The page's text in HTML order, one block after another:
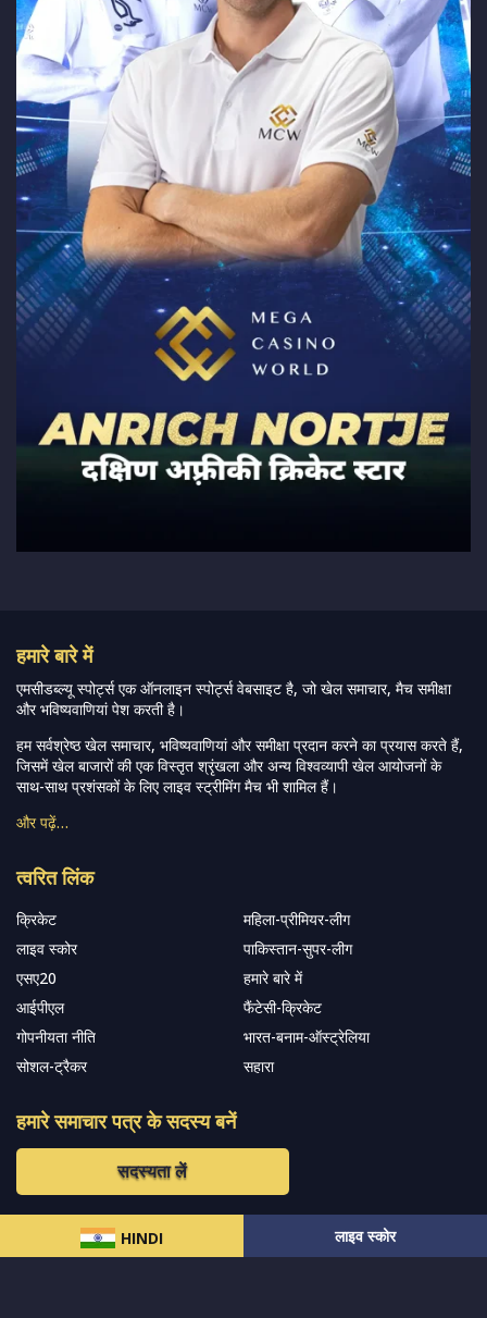
HINDI लाइव स्कोर
हमारे बारे में
एमसीडब्ल्यू स्पोर्ट्स एक ऑनलाइन स्पोर्ट्स वेबसाइट है, जो खेल समाचार, मैच समीक्षा
और भविष्यवाणियां पेश करती है।
हम सर्वश्रेष्ठ खेल समाचार, भविष्यवाणियां और समीक्षा प्रदान करने का प्रयास करते हैं,
जिसमें खेल बाजारों की एक विस्तृत श्रृंखला और अन्य विश्वव्यापी खेल आयोजनों के
साथ-साथ प्रशंसकों के लिए लाइव स्ट्रीमिंग मैच भी शामिल हैं।
और पढ़ें…
त्वरित लिंक
क्रिकेट
महिला-प्रीमियर-लीग
लाइव स्कोर
पाकिस्तान-सुपर-लीग
एसए20
हमारे बारे में
आईपीएल
फैंटेसी-क्रिकेट
गोपनीयता नीति
भारत-बनाम-ऑस्ट्रेलिया
सोशल-ट्रैकर
सहारा
हमारे समाचार पत्र के सदस्य बनें
सदस्यता लें
हमारा अनुसरण करें और नवीनतम अपडेट प्राप्त करेंs